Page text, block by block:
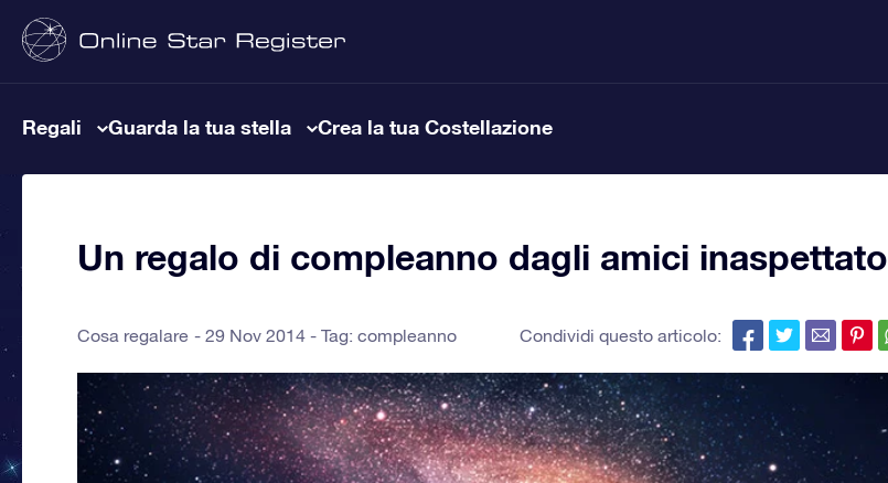
Regali Guarda la tua stella Crea la tua Costellazione
Un regalo di compleanno dagli amici inaspettato
Cosa regalare 29 Nov 2014 - Tag: compleanno Condividi questo articolo: